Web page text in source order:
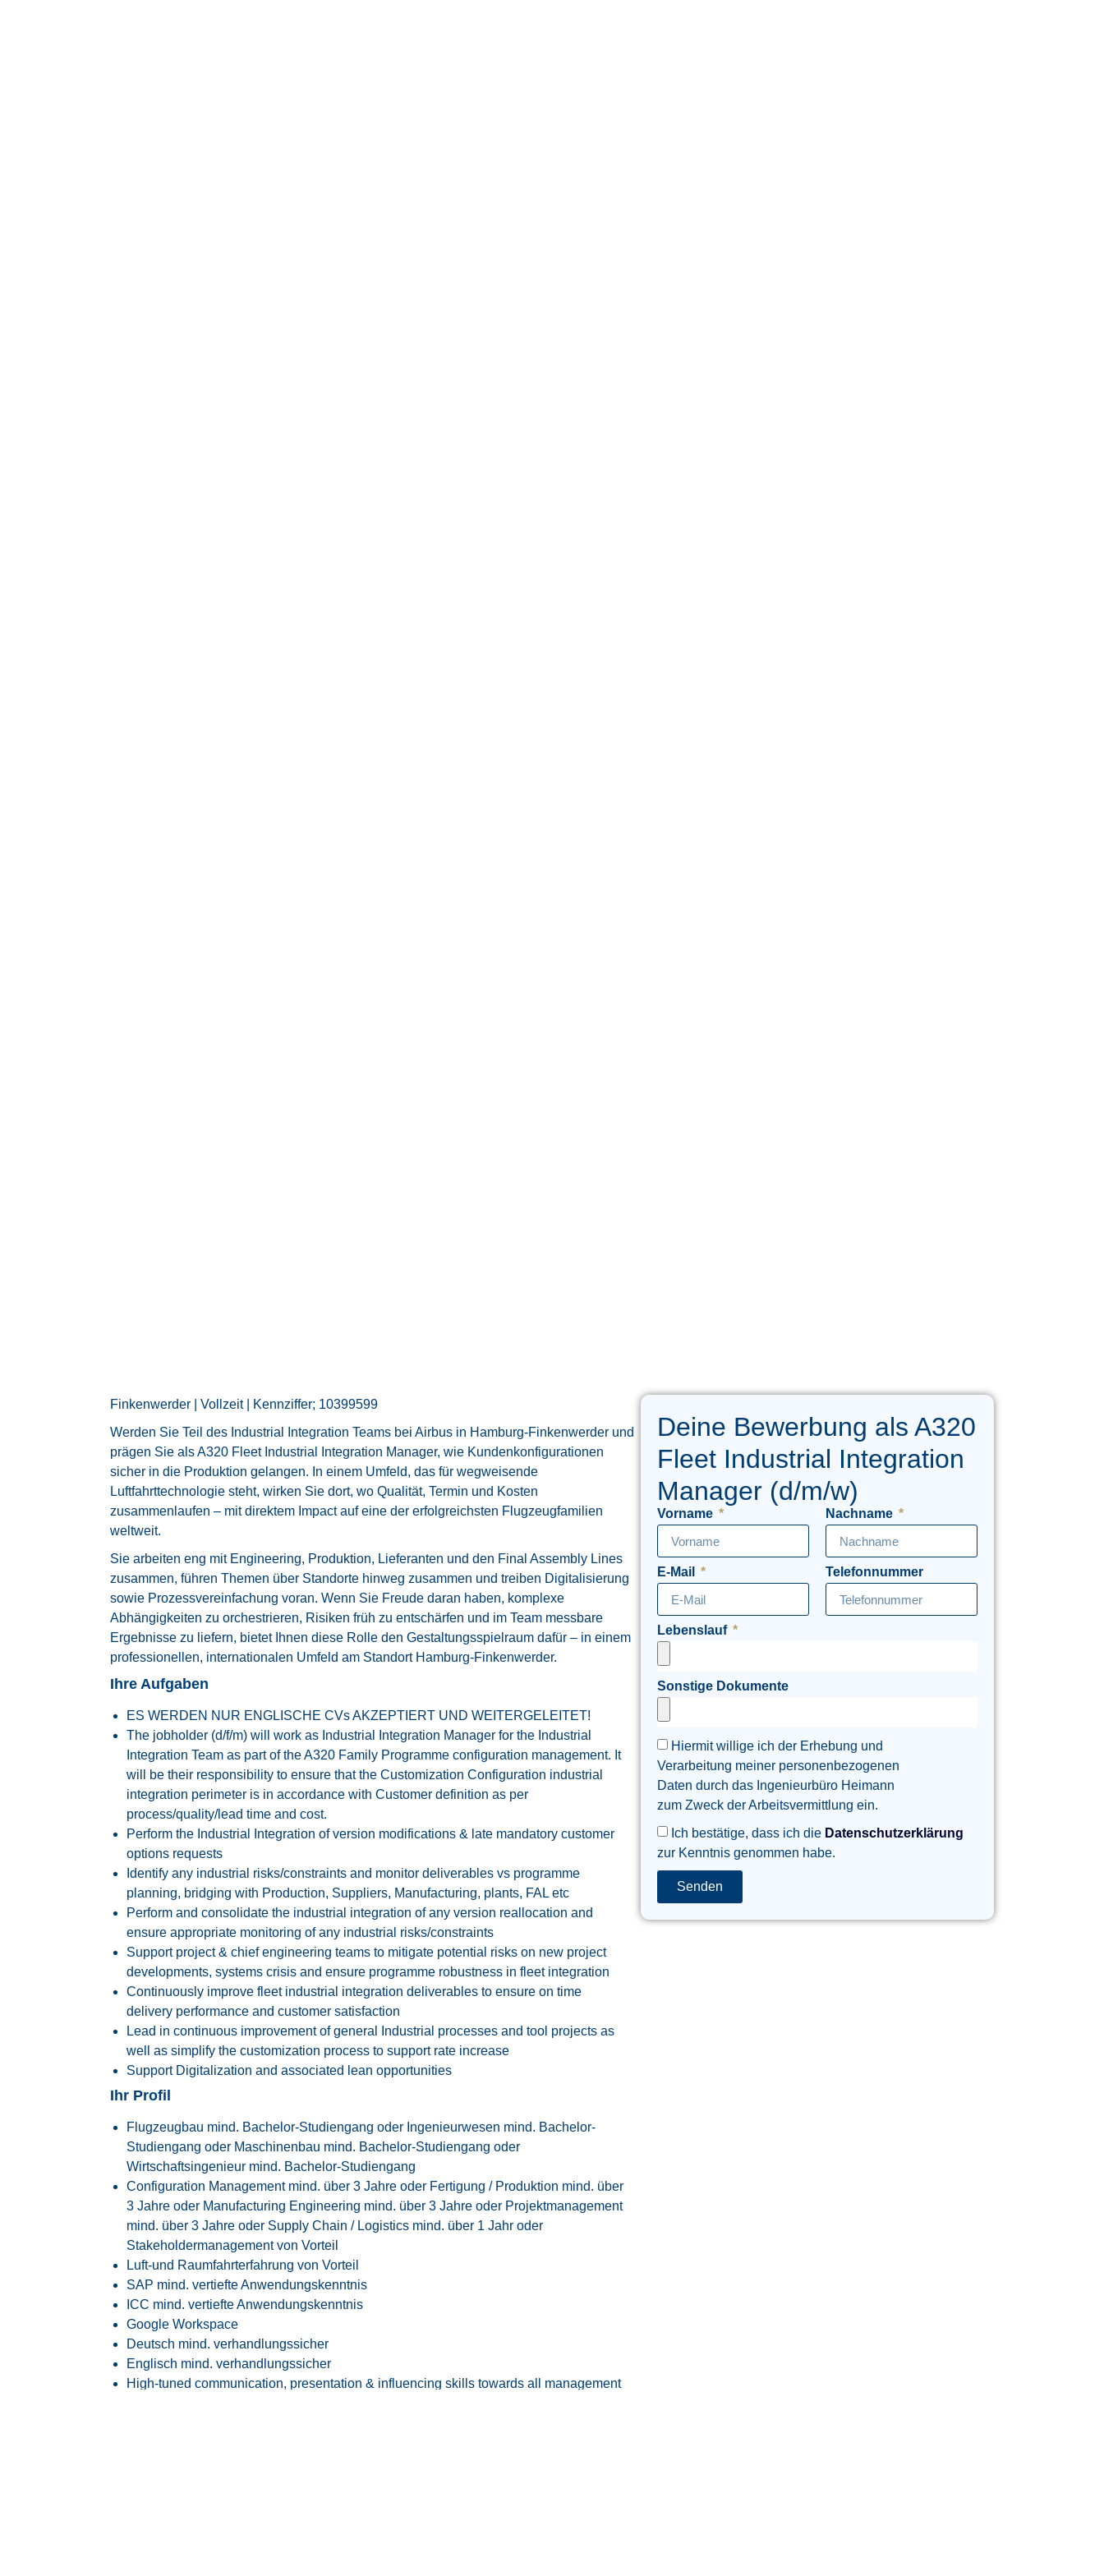
Finkenwerder | Vollzeit | Kennziffer; 10399599
Werden Sie Teil des Industrial Integration Teams bei Airbus in Hamburg-Finkenwerder und
prägen Sie als A320 Fleet Industrial Integration Manager, wie Kundenkonfigurationen
sicher in die Produktion gelangen. In einem Umfeld, das für wegweisende
Luftfahrttechnologie steht, wirken Sie dort, wo Qualität, Termin und Kosten
zusammenlaufen – mit direktem Impact auf eine der erfolgreichsten Flugzeugfamilien
weltweit.
Sie arbeiten eng mit Engineering, Produktion, Lieferanten und den Final Assembly Lines
zusammen, führen Themen über Standorte hinweg zusammen und treiben Digitalisierung
sowie Prozessvereinfachung voran. Wenn Sie Freude daran haben, komplexe
Abhängigkeiten zu orchestrieren, Risiken früh zu entschärfen und im Team messbare
Ergebnisse zu liefern, bietet Ihnen diese Rolle den Gestaltungsspielraum dafür – in einem
professionellen, internationalen Umfeld am Standort Hamburg-Finkenwerder.
Ihre Aufgaben
ES WERDEN NUR ENGLISCHE CVs AKZEPTIERT UND WEITERGELEITET!
The jobholder (d/f/m) will work as Industrial Integration Manager for the Industrial
Integration Team as part of the A320 Family Programme configuration management. It
will be their responsibility to ensure that the Customization Configuration industrial
integration perimeter is in accordance with Customer definition as per
process/quality/lead time and cost.
Perform the Industrial Integration of version modifications & late mandatory customer
options requests
Identify any industrial risks/constraints and monitor deliverables vs programme
planning, bridging with Production, Suppliers, Manufacturing, plants, FAL etc
Perform and consolidate the industrial integration of any version reallocation and
ensure appropriate monitoring of any industrial risks/constraints
Support project & chief engineering teams to mitigate potential risks on new project
developments, systems crisis and ensure programme robustness in fleet integration
Continuously improve fleet industrial integration deliverables to ensure on time
delivery performance and customer satisfaction
Lead in continuous improvement of general Industrial processes and tool projects as
well as simplify the customization process to support rate increase
Support Digitalization and associated lean opportunities
Ihr Profil
Flugzeugbau mind. Bachelor-Studiengang oder Ingenieurwesen mind. Bachelor-
Studiengang oder Maschinenbau mind. Bachelor-Studiengang oder
Wirtschaftsingenieur mind. Bachelor-Studiengang
Configuration Management mind. über 3 Jahre oder Fertigung / Produktion mind. über
3 Jahre oder Manufacturing Engineering mind. über 3 Jahre oder Projektmanagement
mind. über 3 Jahre oder Supply Chain / Logistics mind. über 1 Jahr oder
Stakeholdermanagement von Vorteil
Luft-und Raumfahrterfahrung von Vorteil
SAP mind. vertiefte Anwendungskenntnis
ICC mind. vertiefte Anwendungskenntnis
Google Workspace
Deutsch mind. verhandlungssicher
Englisch mind. verhandlungssicher
High-tuned communication, presentation & influencing skills towards all management
Deine Bewerbung als A320
Fleet Industrial Integration
Manager (d/m/w)
Vorname Nachname
E-Mail Telefonnummer
Lebenslauf
Sonstige Dokumente
Hiermit willige ich der Erhebung und
Verarbeitung meiner personenbezogenen
Daten durch das Ingenieurbüro Heimann
zum Zweck der Arbeitsvermittlung ein.
Ich bestätige, dass ich die Datenschutzerklärung
zur Kenntnis genommen habe.
Senden